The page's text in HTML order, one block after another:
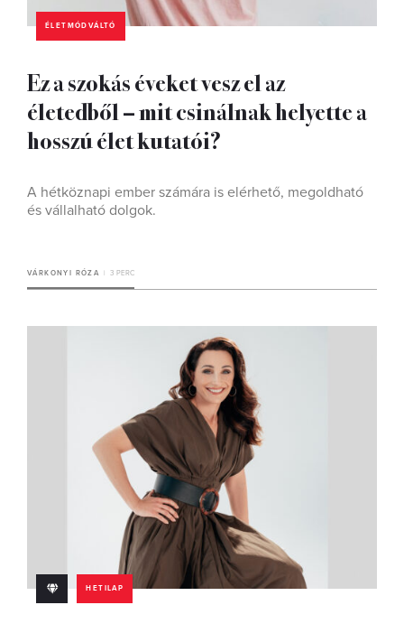
ÉLETMÓDVÁLTÓ
Ez a szokás éveket vesz el az
életedből – mit csinálnak helyette a
hosszú élet kutatói?
A hétköznapi ember számára is elérhető, megoldható
és vállalható dolgok.
VÁRKONYI RÓZA 3 PERC
HETILAP